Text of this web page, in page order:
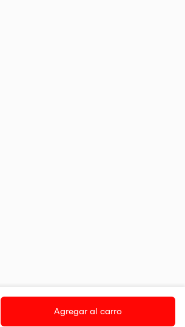
Agregar al carro